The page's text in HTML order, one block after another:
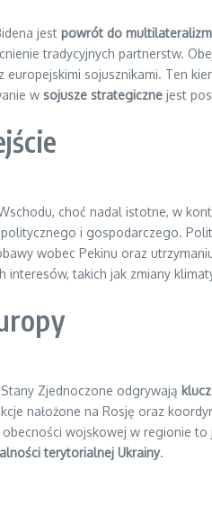
jest powrót do
tradycyjnych partnerstw.
sojusznikami. Ten
w sojusze strategiczne jest
choć nadal istotne, w
i gospodarczego.
wobec Pekinu oraz
takich jak zmiany
Zjednoczone odgrywają
nałożone na Rosję oraz
wojskowej w regionie
terytorialnej Ukrainy.